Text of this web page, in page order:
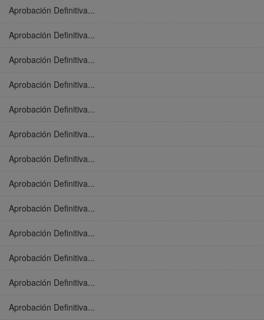
Aprobación Definitiva...
Aprobación Definitiva...
Aprobación Definitiva...
Aprobación Definitiva...
Aprobación Definitiva...
Aprobación Definitiva...
Aprobación Definitiva...
Aprobación Definitiva...
Aprobación Definitiva...
Aprobación Definitiva...
Aprobación Definitiva...
Aprobación Definitiva...
Aprobación Definitiva...